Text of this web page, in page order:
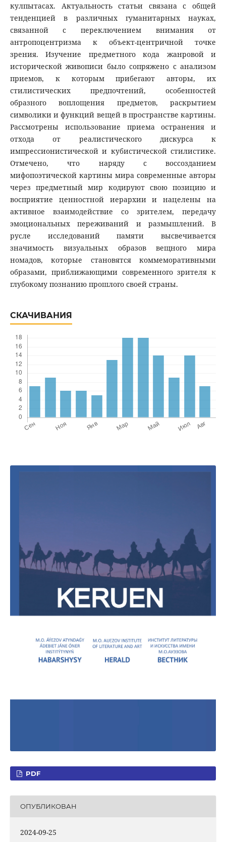
кулпытасах. Актуальность статьи связана с общей
тенденцией в различных гуманитарных науках,
связанной с переключением внимания от
антропоцентризма к объект-центричной точке
зрения. Изучение предметного кода жанровой и
исторической живописи было сопряжено с анализом
приемов, к которым прибегают авторы, их
стилистических предпочтений, особенностей
образного воплощения предметов, раскрытием
символики и функций вещей в пространстве картины.
Рассмотрены использование приема остранения и
отхода от реалистического дискурса к
импрессионистической и кубистической стилистике.
Отмечено, что наряду с воссозданием
мифопоэтической картины мира современные авторы
через предметный мир кодируют свою позицию и
восприятие ценностной иерархии и нацелены на
активное взаимодействие со зрителем, передачу
эмоциональных переживаний и размышлений. В
русле исследований памяти высвечивается
значимость визуальных образов вещного мира
номадов, которые становятся коммеморативными
образами, приближающими современного зрителя к
глубокому познанию прошлого своей страны.
СКАЧИВАНИЯ
PDF
ОПУБЛИКОВАН
2024-09-25